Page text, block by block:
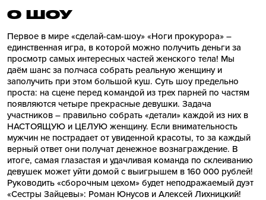
О ШОУ
Первое в мире «сделай-сам-шоу» «Ноги прокурора» –
единственная игра, в которой можно получить деньги за
просмотр самых интересных частей женского тела! Мы
даём шанс за полчаса собрать реальную женщину и
заполучить при этом большой куш. Суть шоу предельно
проста: на сцене перед командой из трех парней по частям
появляются четыре прекрасные девушки. Задача
участников – правильно собрать «детали» каждой из них в
НАСТОЯЩУЮ и ЦЕЛУЮ женщину. Если внимательность
мужчин не пострадает от увиденной красоты, то за каждый
верный ответ они получат денежное вознаграждение. В
итоге, самая глазастая и удачливая команда по склеиванию
девушек может уйти домой с выигрышем в 160 000 рублей!
Руководить «сборочным цехом» будет неподражаемый дуэт
«Сестры Зайцевы»: Роман Юнусов и Алексей Лихницкий!